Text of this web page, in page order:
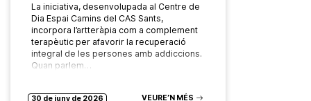
La iniciativa, desenvolupada al Centre de
Dia Espai Camins del CAS Sants,
incorpora l’artteràpia com a complement
terapèutic per afavorir la recuperació
integral de les persones amb addiccions.
Quan parlem…
30 de juny de 2026 VEURE’N MÉS